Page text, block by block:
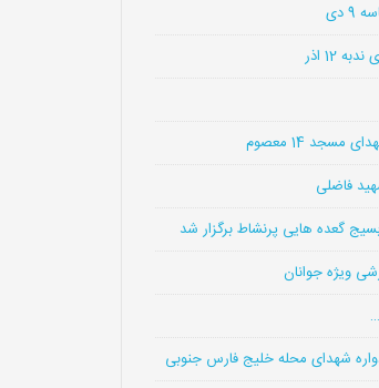
دی
12 اذر
14 معصوم
فاضلی
گعده هایی پرنشاط برگزار شد
ویژه جوانان
شهدای محله خلیج فارس جنوبی